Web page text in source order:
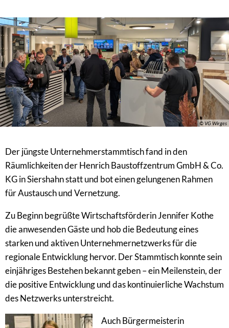
© VG Wirges
Der jüngste Unternehmerstammtisch fand in den
Räumlichkeiten der Henrich Baustoffzentrum GmbH & Co.
KG in Siershahn statt und bot einen gelungenen Rahmen
für Austausch und Vernetzung.
Zu Beginn begrüßte Wirtschaftsförderin Jennifer Kothe
die anwesenden Gäste und hob die Bedeutung eines
starken und aktiven Unternehmernetzwerks für die
regionale Entwicklung hervor. Der Stammtisch konnte sein
einjähriges Bestehen bekannt geben – ein Meilenstein, der
die positive Entwicklung und das kontinuierliche Wachstum
des Netzwerks unterstreicht.
Auch Bürgermeisterin